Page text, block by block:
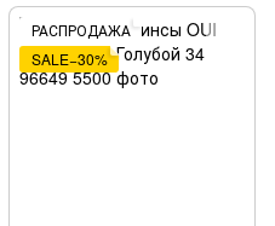
РАСПРОДАЖА
SALE−30%